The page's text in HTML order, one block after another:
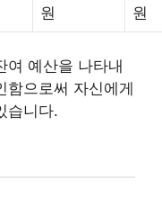
원
원
여 예산을 나타내
함으로써 자신에게
습니다.